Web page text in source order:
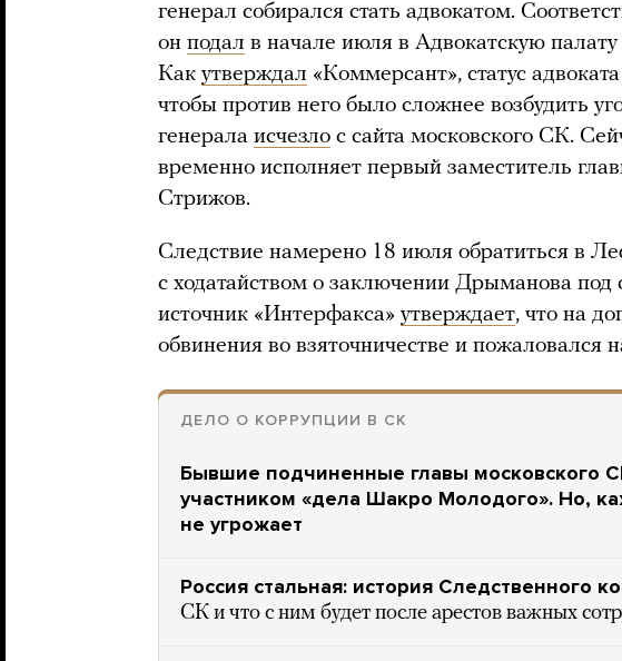
генерал собирался стать адвокатом.
он подал в начале июля в Адвокатскую палату
Как утверждал «Коммерсант», статус
чтобы против него было сложнее возбудить
генерала исчезло с сайта московского СК.
временно исполняет первый заместитель
Стрижов.
Следствие намерено 18 июля обратиться в
с ходатайством о заключении Дрыманова
источник «Интерфакса» утверждает, что на
обвинения во взяточничестве и пожаловался
ДЕЛО О КОРРУПЦИИ В СК
Бывшие подчиненные главы московского
участником «дела Шакро Молодого». Но,
не угрожает
Россия стальная: история Следственного
СК и что с ним будет после арестов важных